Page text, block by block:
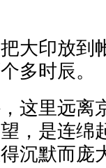
大印放到
多时辰。
这里远离
，是连绵
沉默而庞